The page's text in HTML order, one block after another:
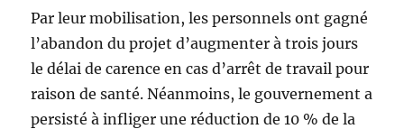
Par leur mobilisation, les personnels ont gagné
l’abandon du projet d’augmenter à trois jours
le délai de carence en cas d’arrêt de travail pour
raison de santé. Néanmoins, le gouvernement a
persisté à infliger une réduction de 10 % de la